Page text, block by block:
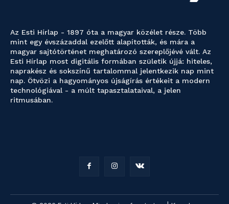
Az Esti Hírlap - 1897 óta a magyar közélet része. Több
mint egy évszázaddal ezelőtt alapították, és mára a
magyar sajtótörténet meghatározó szereplőjévé vált. Az
Esti Hírlap most digitális formában születik újjá: hiteles,
naprakész és sokszínű tartalommal jelentkezik nap mint
nap. Ötvözi a hagyományos újságírás értékeit a modern
technológiával - a múlt tapasztalataival, a jelen
ritmusában.